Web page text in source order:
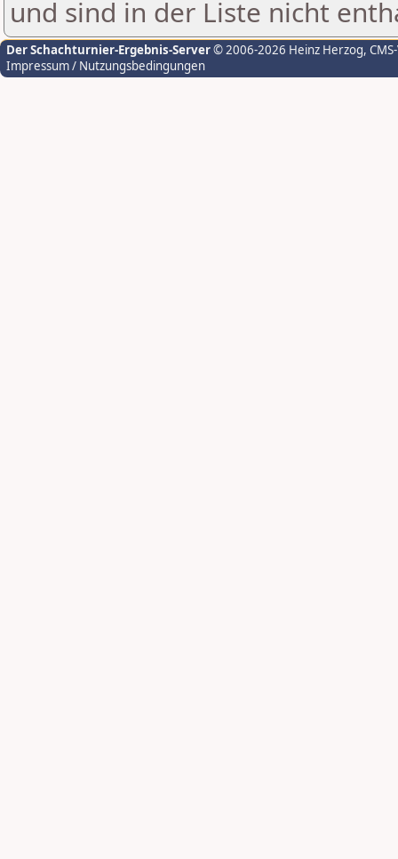
und sind in der Liste nicht
Der Schachturnier-Ergebnis-Server© 2006-2026 Heinz Herzog,
Impressum / Nutzungsbedingungen